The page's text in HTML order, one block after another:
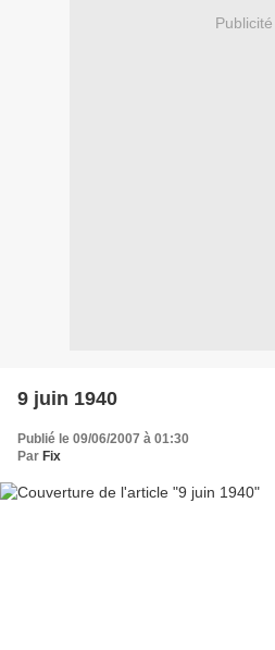
Publicité
9 juin 1940
Publié le 09/06/2007 à 01:30
Par Fix